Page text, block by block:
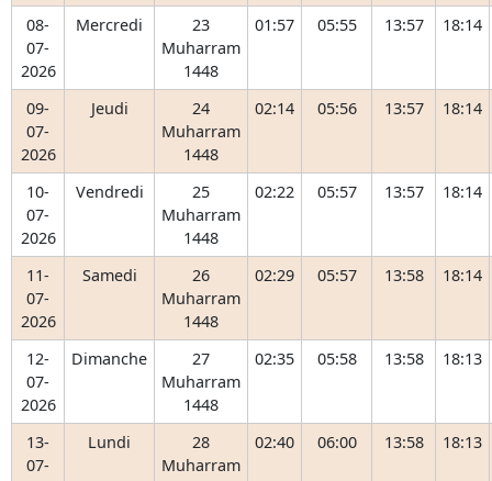
08-
07-
2026
Mercredi
23
Muharram
1448
01:57 05:55 13:57 18:14
09-
07-
2026
Jeudi
24
Muharram
1448
02:14 05:56 13:57 18:14
10-
07-
2026
Vendredi
25
Muharram
1448
02:22 05:57 13:57 18:14
11-
07-
2026
Samedi
26
Muharram
1448
02:29 05:57 13:58 18:14
12-
07-
2026
Dimanche
27
Muharram
1448
02:35 05:58 13:58 18:13
13-
07-
Lundi
28
Muharram
02:40 06:00 13:58 18:13